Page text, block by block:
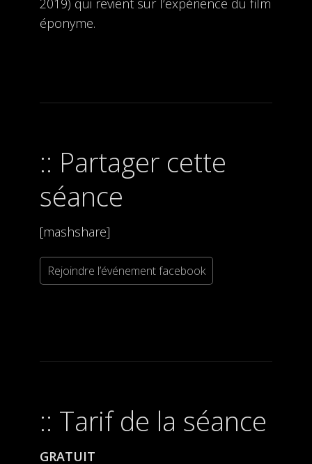
2019) qui revient sur l’expérience du film
éponyme.
Partager cette
séance
[mashshare]
Rejoindre l’événement facebook
Tarif de la séance
GRATUIT